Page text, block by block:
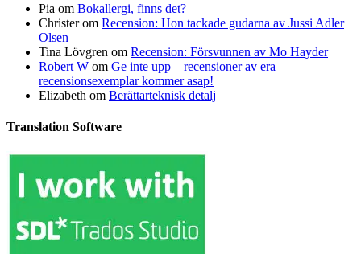
Pia om Bokallergi, finns det?
Christerom Recension: Hon tackade gudarna av Jussi Adler
Olsen
Tina Lövgren om Recension: Försvunnen av Mo Hayder
Robert W om Ge inte upp – recensioner av era
recensionsexemplar kommer asap!
Elizabeth om Berättarteknisk detalj
Translation Software